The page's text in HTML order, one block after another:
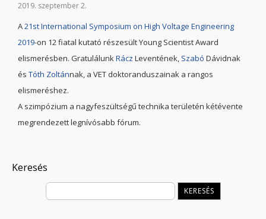
2019. szeptember 2.
A21st International Symposium on High Voltage Engineering
2019-on 12 fiatal kutató részesült Young Scientist Award
elismerésben. GratulálunkRácz Leventének, Szabó Dávidnak
és Tóth Zoltánnak, a VET doktoranduszainak a rangos
elismeréshez.
A szimpózium a nagyfeszültségű technika területén kétévente
megrendezett legnívósabb fórum.
Keresés